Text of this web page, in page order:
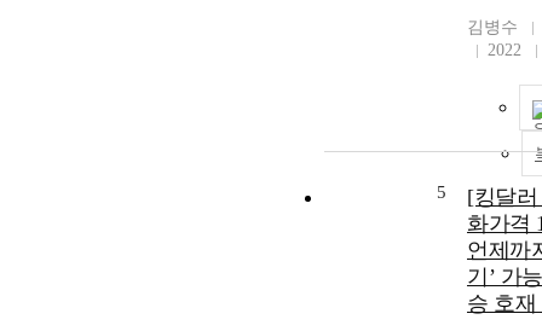
김병수
2022
5
[킹달
화가격
언제까
기’ 가
승 호재